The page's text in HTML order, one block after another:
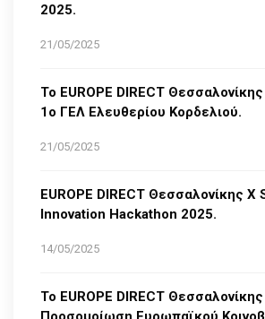
2025.
21/05/2025
Το EUROPE DIRECT
1ο ΓΕΛ Ελευθερίου Κορδελιού.
21/05/2025
EUROPE DIRECT Θεσσαλονίκης Χ
Innovation Hackathon 2025.
14/05/2025
Το EUROPE DIRECT